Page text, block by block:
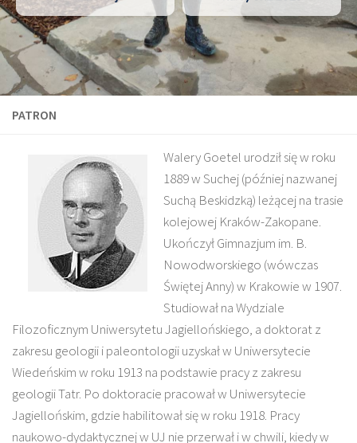
PATRON
Walery Goetel urodził się w roku
1889 w Suchej (później nazwanej
Suchą Beskidzką) leżącej na trasie
kolejowej Kraków-Zakopane.
Ukończył Gimnazjum im. B.
Nowodworskiego (wówczas
Świętej Anny) w Krakowie w 1907.
Studiował na Wydziale
Filozoficznym Uniwersytetu Jagiellońskiego, a doktorat z
zakresu geologii i paleontologii uzyskał w Uniwersytecie
Wiedeńskim w roku 1913 na podstawie pracy z zakresu
geologii Tatr. Po doktoracie pracował w Uniwersytecie
Jagiellońskim, gdzie habilitował się w roku 1918. Pracy
naukowo-dydaktycznej w UJ nie przerwał i w chwili, kiedy w